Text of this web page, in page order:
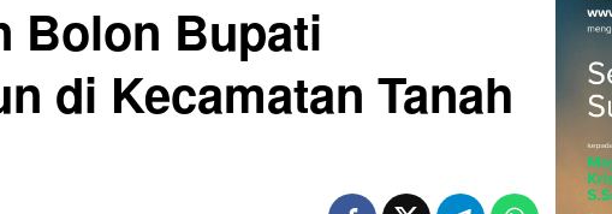
Bolon Bupati
di Kecamatan Tanah